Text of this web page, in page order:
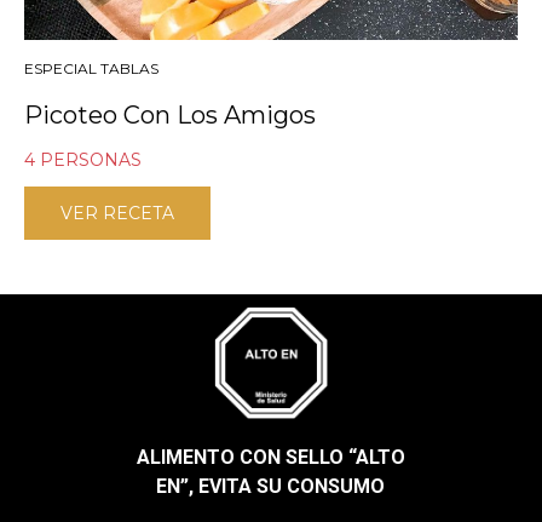
ESPECIAL TABLAS
Picoteo Con Los Amigos
4 PERSONAS
VER RECETA
ALIMENTO CON SELLO “ALTO
EN”, EVITA SU CONSUMO​